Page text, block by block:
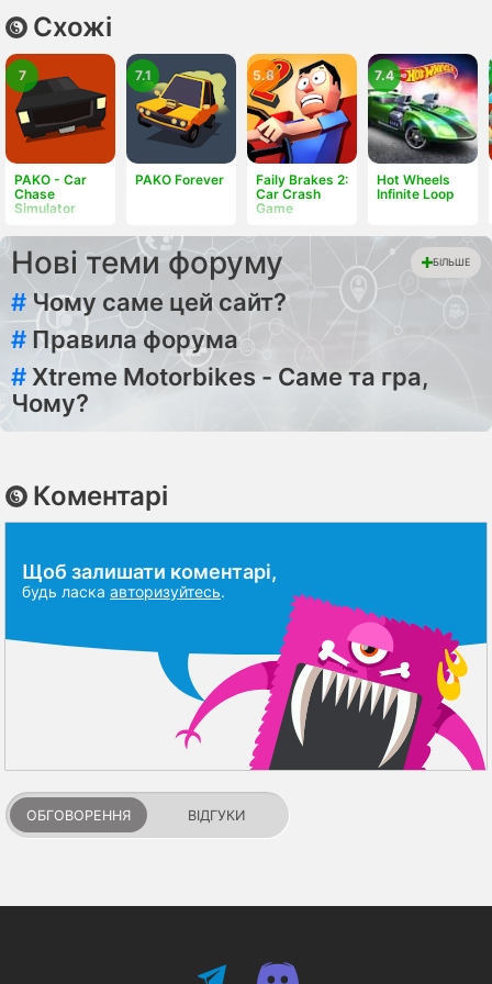
Схожі
PAKO - Car
Chase
Simulator
7
PAKO Forever
7.1
Faily Brakes 2:
Car Crash
Game
5.8
Hot Wheels
Infinite Loop
7.4
Нові теми форуму БІЛЬШЕ
# Чому саме цей сайт?
# Правила форума
# Xtreme Motorbikes - Саме та гра,
Чому?
Коментарі
Щоб залишати коментарі,
будь ласка авторизуйтесь.
ОБГОВОРЕННЯ ВІДГУКИ